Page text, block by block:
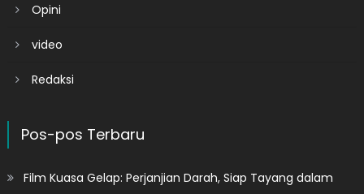
Opini
video
Redaksi
Pos-pos Terbaru
Film Kuasa Gelap: Perjanjian Darah, Siap Tayang dalam